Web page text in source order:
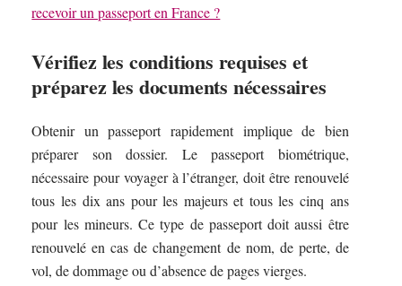
recevoir un passeport en France ?
Vérifiez les conditions requises et
préparez les documents nécessaires
Obtenir un passeport rapidement implique de bien
préparer son dossier. Le passeport biométrique,
nécessaire pour voyager à l’étranger, doit être renouvelé
tous les dix ans pour les majeurs et tous les cinq ans
pour les mineurs. Ce type de passeport doit aussi être
renouvelé en cas de changement de nom, de perte, de
vol, de dommage ou d’absence de pages vierges.